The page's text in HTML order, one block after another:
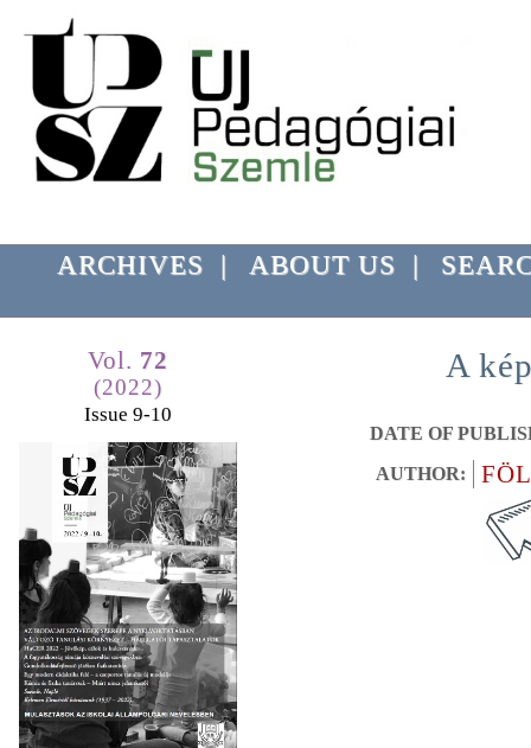
ARCHIVES | ABOUT US |
Vol. 72
(2022)
Issue 9-10
A
DATE OF
AUTHOR: